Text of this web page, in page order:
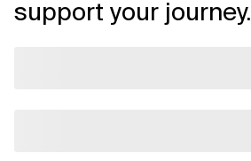
support your journey.